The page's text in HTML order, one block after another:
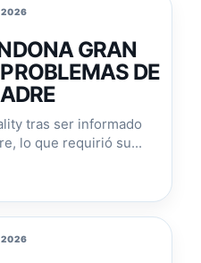
2026
GRAN
DE
tras ser informado
lo que requirió su...
2026